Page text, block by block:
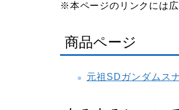
※本ページのリンクには広
商品ページ
元祖SDガンダムス